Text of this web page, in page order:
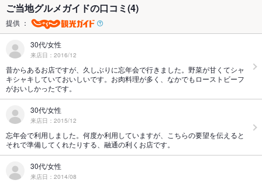
ご当地グルメガイドの口コミ(4)
提供 ：
30代/女性
来店日：2016/12
昔からあるお店ですが、久しぶりに忘年会で行きました。野菜が甘くてシャ
キシャキしていておいしいです。お肉料理が多く、なかでもローストビーフ
がおいしかったです。
30代/女性
来店日：2015/12
忘年会で利用しました。何度か利用していますが、こちらの要望を伝えると
それで準備してくれたりする、融通の利くお店です。
30代/女性
来店日：2014/08